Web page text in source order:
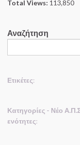
Total Views: 113,850
Αναζήτηση
Ετικέτες:
Κατηγορίες - Νέο
ενότητες: